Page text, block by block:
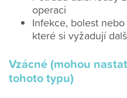
operaci
Infekce, bolest
které si vyžadují
Vzácné (mohou
tohoto typu)